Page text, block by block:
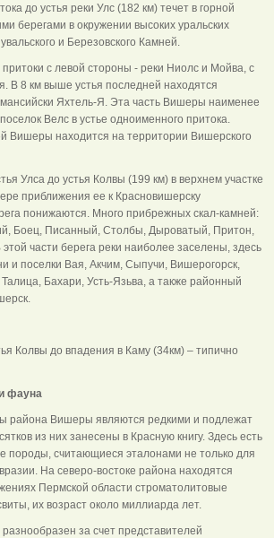
до устья реки Улс (182 км) течет в горной
берегами в окружении высоких уральских
и Березовского Камней.
с левой стороны - реки Ниолс и Мойва, с
В 8 км выше устья последней находятся
Яхтель-Я. Эта часть Вишеры наименее
Велс в устье одноименного притока.
Вишеры находится на территории Вишерского
Улса до устья Колвы (199 км) в верхнем участке
приближения ее к Красновишерску
понижаются. Много прибрежных скал-камней:
Боец, Писанный, Столбы, Дыроватый, Притон,
части берега реки наиболее заселены, здесь
и поселки Вая, Акчим, Сыпучи, Вишерогорск,
Бахари, Усть-Язьва, а также районный
Колвы до впадения в Каму (34км) – типично
фауна
района Вишеры являются редкими и подлежат
из них занесены в Красную книгу. Здесь есть
породы, считающиеся эталонами не только для
На северо-востоке района находятся
Пермской области строматолитовые
их возраст около миллиарда лет.
за счет представителей